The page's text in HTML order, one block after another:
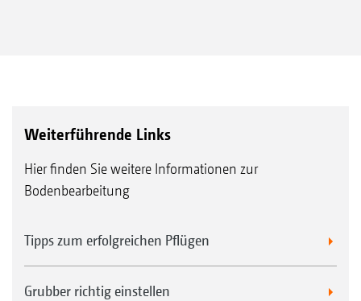
Weiterführende Links
Hier finden Sie weitere Informationen zur
Bodenbearbeitung
Tipps zum erfolgreichen Pflügen
Grubber richtig einstellen